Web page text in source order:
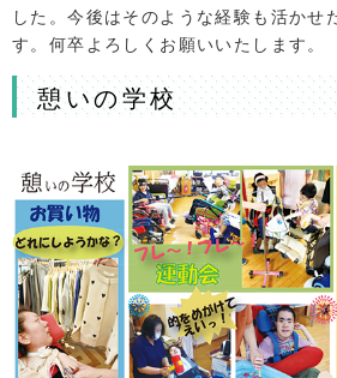
した。今後はそのような経験も活かせ
す。何卒よろしくお願いいたします。
憩いの学校